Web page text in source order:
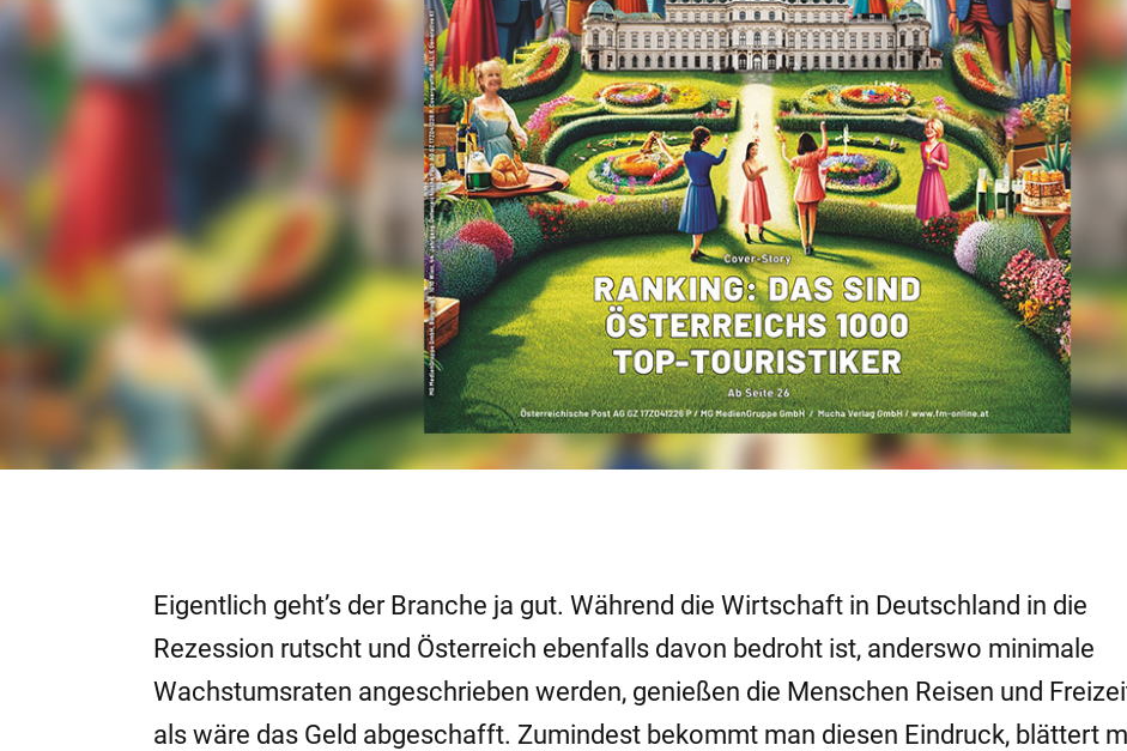
Eigentlich geht’s der Branche ja gut. Während die Wirtschaft in Deutschland in die
Rezession rutscht und Österreich ebenfalls davon bedroht ist, anderswo minimale
Wachstumsraten angeschrieben werden, genießen die Menschen Reisen und
als wäre das Geld abgeschafft. Zumindest bekommt man diesen Eindruck, blättert